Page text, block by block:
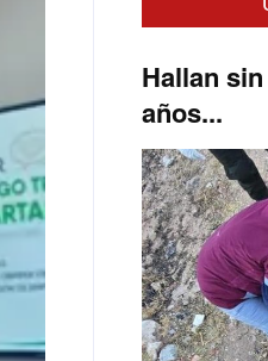
Hallan
años...